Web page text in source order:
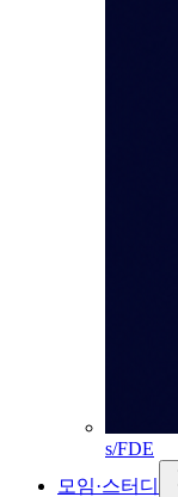
s/FDE
모임·스터디